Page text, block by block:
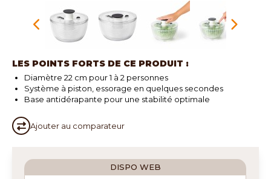
LES POINTS FORTS DE CE PRODUIT :
Diamètre 22 cm pour 1 à 2 personnes
Système à piston, essorage en quelques secondes
Base antidérapante pour une stabilité optimale
Ajouter au comparateur
DISPO WEB